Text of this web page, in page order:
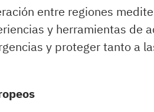
entre regiones
y herramientas de
y proteger tanto a